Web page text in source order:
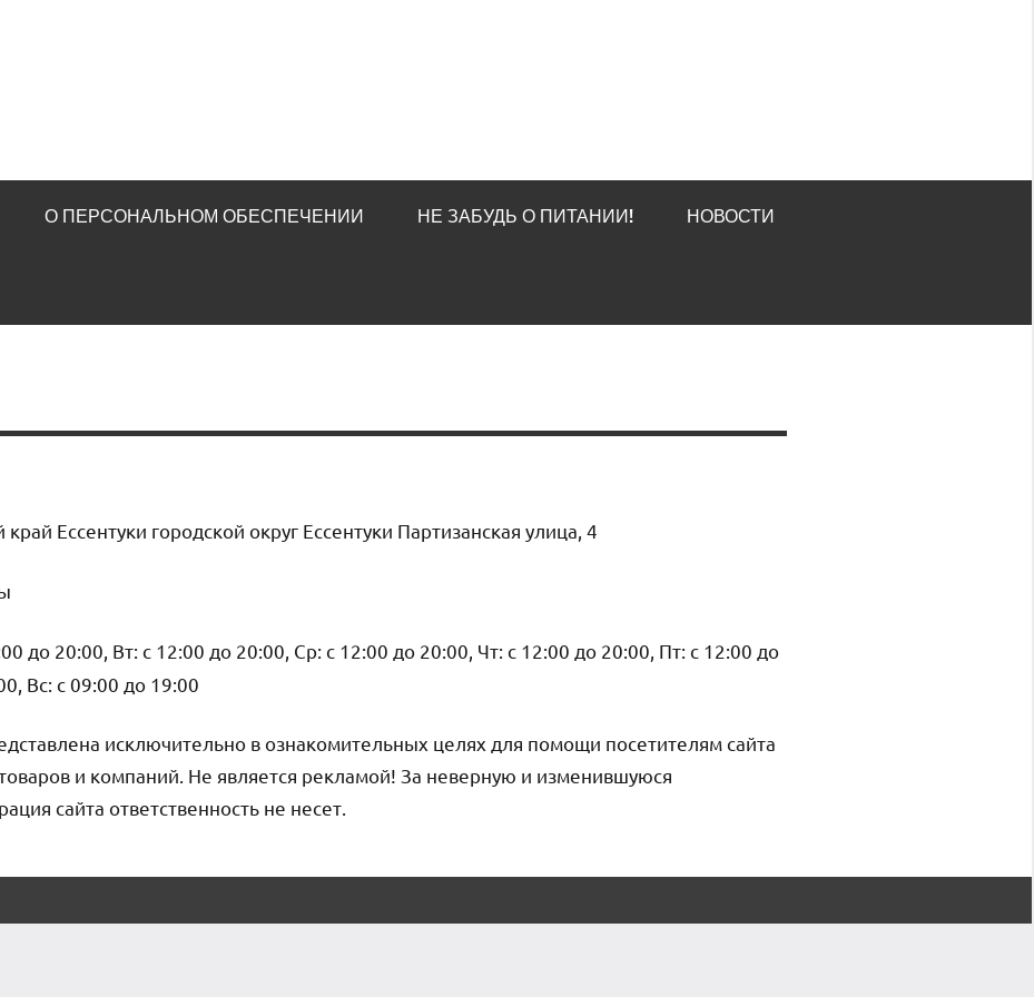
О ПЕРСОНАЛЬНОМ ОБЕСПЕЧЕНИИ НЕ ЗАБУДЬ О ПИТАНИИ! НОВОСТИ
Ессентуки городской округ Ессентуки Партизанская улица, 4
до 20:00, Вт: с 12:00 до 20:00, Ср: с 12:00 до 20:00, Чт: с 12:00 до 20:00, Пт: с 12:00 до
Вс: с 09:00 до 19:00
исключительно в ознакомительных целях для помощи посетителям сайта
и компаний. Не является рекламой! За неверную и изменившуюся
сайта ответственность не несет.